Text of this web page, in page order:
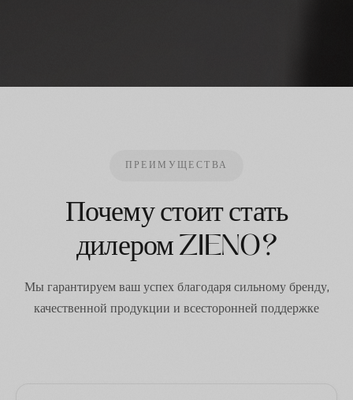
ПРЕИМУЩЕСТВА
Почему стоит стать
дилером ZIENO?
Мы гарантируем ваш успех благодаря сильному бренду,
качественной продукции и всесторонней поддержке